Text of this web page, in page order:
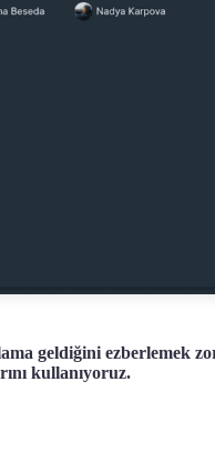
geldiğini ezberlemek
kullanıyoruz.